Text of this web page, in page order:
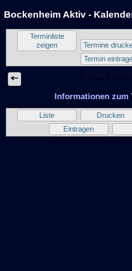
Bockenheim Aktiv -
Terminliste
zeigen
Termine
Termin
Informationen zum
Liste Drucken
Eintragen